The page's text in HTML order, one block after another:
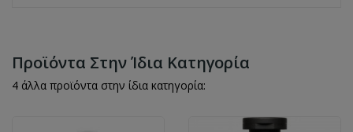
Προϊόντα Στην Ίδια Κατηγορία
4 άλλα προϊόντα στην ίδια κατηγορία: